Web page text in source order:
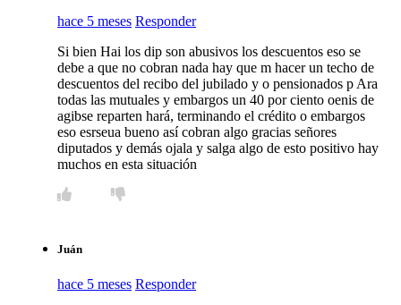
hace 5 meses Responder
Si bien Hai los dip son abusivos los descuentos eso se
debe a que no cobran nada hay que m hacer un techo de
descuentos del recibo del jubilado y o pensionados p Ara
todas las mutuales y embargos un 40 por ciento oenis de
agibse reparten hará, terminando el crédito o embargos
eso esrseua bueno así cobran algo gracias señores
diputados y demás ojala y salga algo de esto positivo hay
muchos en esta situación
Juán
hace 5 meses Responder